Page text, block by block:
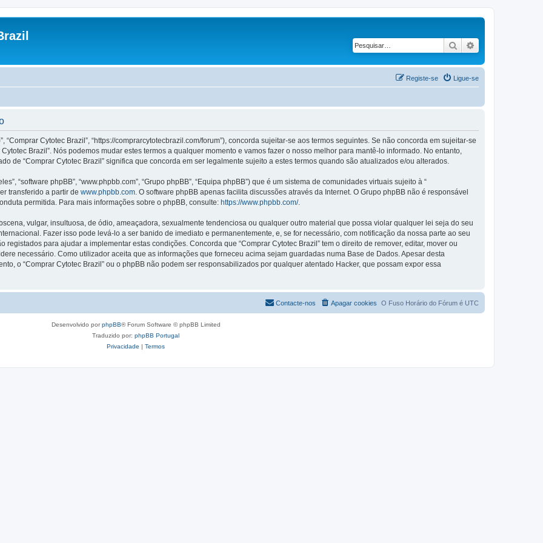
Pesquisar
Ligue-se
Registe-se
“Comprar Cytotec Brazil”, “https://comprarcytotecbrazil.com/forum”), concorda sujeitar-se aos termos seguintes. Se não concorda em sujeitar-se
Brazil”. Nós podemos mudar estes termos a qualquer momento e vamos fazer o nosso melhor para mantê-lo informado. No entanto,
de “Comprar Cytotec Brazil” significa que concorda em ser legalmente sujeito a estes termos quando são atualizados e/ou alterados.
“software phpBB”, “www.phpbb.com”, “Grupo phpBB”, “Equipa phpBB”) que é um sistema de comunidades virtuais sujeito à “
transferido a partir de www.phpbb.com . O software phpBB apenas facilita discussões através da Internet. O Grupo phpBB não é responsável
permitida. Para mais informações sobre o phpBB, consulte: https://www.phpbb.com/.
vulgar, insultuosa, de ódio, ameaçadora, sexualmente tendenciosa ou qualquer outro material que possa violar qualquer lei seja do seu
Fazer isso pode levá-lo a ser banido de imediato e permanentemente, e, se for necessário, com notificação da nossa parte ao seu
registados para ajudar a implementar estas condições. Concorda que “Comprar Cytotec Brazil” tem o direito de remover, editar, mover ou
necessário. Como utilizador aceita que as informações que forneceu acima sejam guardadas numa Base de Dados. Apesar desta
o “Comprar Cytotec Brazil” ou o phpBB não podem ser responsabilizados por qualquer atentado Hacker, que possam expor essa
O Fuso Horário do Fórum é UTC
Apagar cookies
Contacte-nos
Desenvolvido porphpBB® Forum Software © phpBB Limited
Traduzido por: phpBB Portugal
Privacidade | Termos